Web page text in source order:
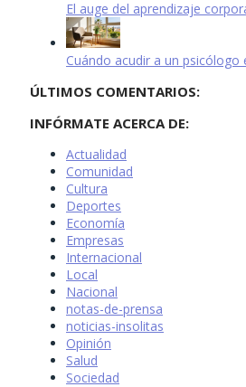
El auge del aprendizaje
Cuándo acudir a un psicólogo
ÚLTIMOS COMENTARIOS:
INFÓRMATE ACERCA DE:
Actualidad
Comunidad
Cultura
Deportes
Economía
Empresas
Internacional
Local
Nacional
notas-de-prensa
noticias-insolitas
Opinión
Salud
Sociedad